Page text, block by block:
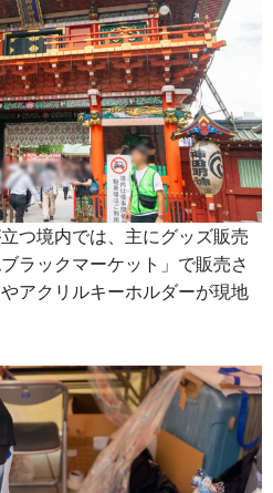
つ境内では、主にグッズ販売
ラックマーケット」で販売さ
アクリルキーホルダーが現地